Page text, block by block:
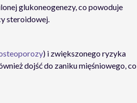
glukoneogenezy, co powoduje
steroidowej.
) i zwiększonego ryzyka
dojść do zaniku mięśniowego, co